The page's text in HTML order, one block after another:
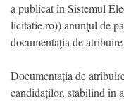
a publicat în Sistemul
licitatie.ro)) anunţul de
documentaţia de
Documentația de
candidaților, stabilind în